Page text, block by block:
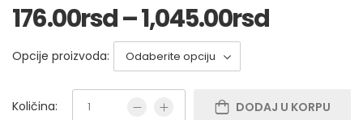
176.00rsd–1,045.00rsd
Opcije proizvoda:
Količina: DODAJ U KORPU